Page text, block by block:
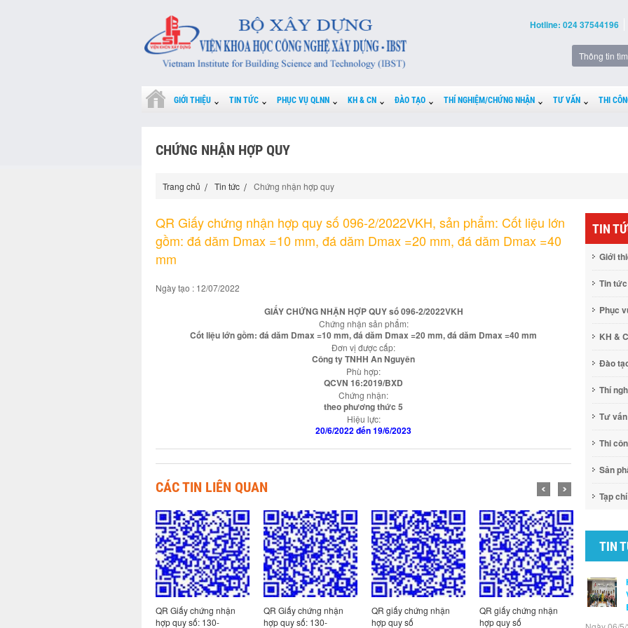
Hotline: 024 37544196
GIỚI THIỆU TIN TỨC PHỤC VỤ QLNN KH & CN ĐÀO TẠO THÍ NGHIỆM/CHỨNG NHẬN TƯ VẤN THI
CHỨNG NHẬN HỢP QUY
Trang chủ Tin tức Chứng nhận hợp quy
QR Giấy chứng nhận hợp quy số 096-2/2022VKH, sản phẩm: Cốt liệu lớn
gồm: đá dăm Dmax =10 mm, đá dăm Dmax =20 mm, đá dăm Dmax =40
mm
Ngày tạo : 12/07/2022
GIẤY CHỨNG NHẬN HỢP QUY số 096-2/2022VKH
Chứng nhận sản phẩm:
Cốt liệu lớn gồm: đá dăm Dmax =10 mm, đá dăm Dmax =20 mm, đá dăm Dmax =40 mm
Đơn vị được cấp:
Công ty TNHH An Nguyên
Phù hợp:
QCVN 16:2019/BXD
Chứng nhận:
theo phương thức 5
Hiệu lực:
20/6/2022 đến 19/6/2023
CÁC TIN LIÊN QUAN
QR Giấy chứng nhận
hợp quy số: 130-
QR giấy chứng nhận
hợp quy số
QR giấy chứng nhận
hợp quy số
QR Giấy chứng nhận
hợp quy số: 100-
QR
hợp
TIN
Giới
Tin tức
Phục
KH &
Đào
Thí
Tư vấn
Thi
Sản
Tạp chí
TIN